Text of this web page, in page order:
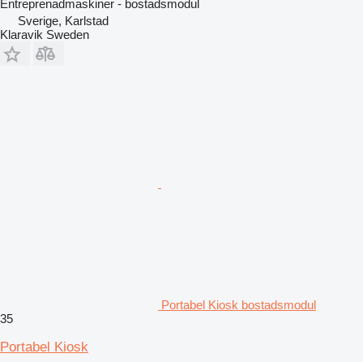
Entreprenadmaskiner - bostadsmodul
Sverige, Karlstad
Klaravik Sweden
Portabel Kiosk bostadsmodul
35
Portabel Kiosk